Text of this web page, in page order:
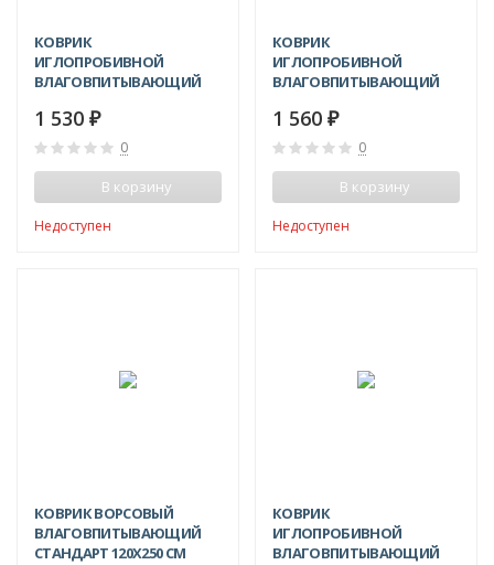
КОВРИК
ИГЛОПРОБИВНОЙ
ВЛАГОВПИТЫВАЮЩИЙ
1 530 ₽
0
В корзину
Недоступен
КОВРИК
ИГЛОПРОБИВНОЙ
ВЛАГОВПИТЫВАЮЩИЙ
1 560 ₽
0
В корзину
Недоступен
КОВРИК ВОРСОВЫЙ
ВЛАГОВПИТЫВАЮЩИЙ
СТАНДАРТ 120X250 СМ
КОВРИК
ИГЛОПРОБИВНОЙ
ВЛАГОВПИТЫВАЮЩИЙ